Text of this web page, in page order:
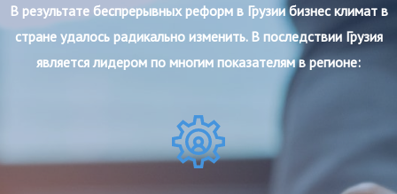
В результате беспрерывных реформ в Грузии бизнес климат в
стране удалось радикально изменить. В последствии Грузия
является лидером по многим показателям в регионе: